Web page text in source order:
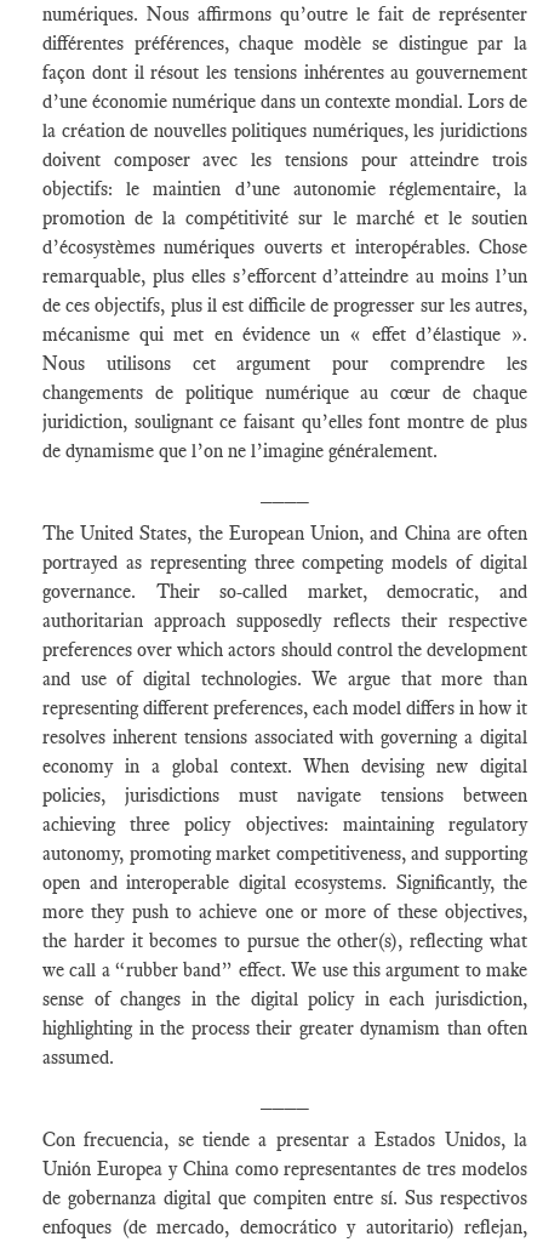
numériques. Nous affirmons qu’outre le fait de représenter
différentes préférences, chaque modèle se distingue par la
façon dont il résout les tensions inhérentes au gouvernement
d’une économie numérique dans un contexte mondial. Lors de
la création de nouvelles politiques numériques, les juridictions
doivent composer avec les tensions pour atteindre trois
objectifs: le maintien d’une autonomie réglementaire, la
promotion de la compétitivité sur le marché et le soutien
d’écosystèmes numériques ouverts et interopérables. Chose
remarquable, plus elles s’efforcent d’atteindre au moins l’un
de ces objectifs, plus il est difficile de progresser sur les autres,
mécanisme qui met en évidence un « effet d’élastique ».
Nous utilisons cet argument pour comprendre les
changements de politique numérique au cœur de chaque
juridiction, soulignant ce faisant qu’elles font montre de plus
de dynamisme que l’on ne l’imagine généralement.
The United States, the European Union, and China are often
portrayed as representing three competing models of digital
governance. Their so-called market, democratic, and
authoritarian approach supposedly reflects their respective
preferences over which actors should control the development
and use of digital technologies. We argue that more than
representing different preferences, each model differs in how it
resolves inherent tensions associated with governing a digital
economy in a global context. When devising new digital
policies, jurisdictions must navigate tensions between
achieving three policy objectives: maintaining regulatory
autonomy, promoting market competitiveness, and supporting
open and interoperable digital ecosystems. Significantly, the
more they push to achieve one or more of these objectives,
the harder it becomes to pursue the other(s), reflecting what
we call a “rubber band” effect. We use this argument to make
sense of changes in the digital policy in each jurisdiction,
highlighting in the process their greater dynamism than often
assumed.
Con frecuencia, se tiende a presentar a Estados Unidos, la
Unión Europea y China como representantes de tres modelos
de gobernanza digital que compiten entre sí. Sus respectivos
enfoques (de mercado, democrático y autoritario) reflejan,